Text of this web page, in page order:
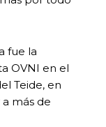
fue la
OVNI en el
Teide, en
más de